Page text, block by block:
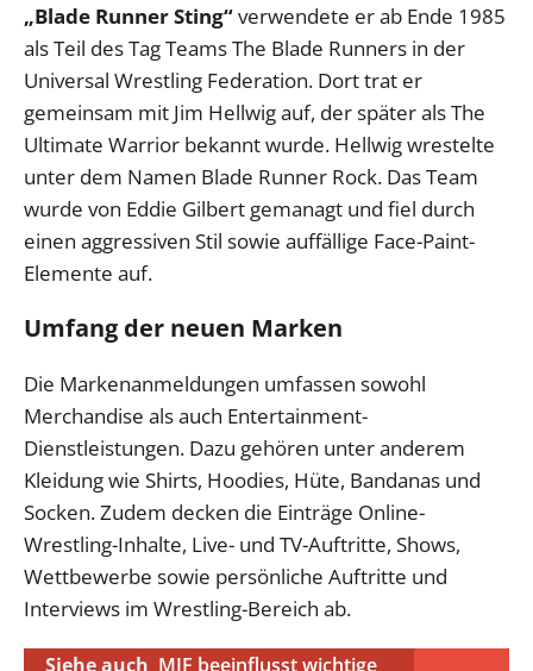
„Blade Runner Sting“verwendete er ab Ende 1985
als Teil des Tag Teams The Blade Runners in der
Universal Wrestling Federation. Dort trat er
gemeinsam mit Jim Hellwig auf, der später als The
Ultimate Warrior bekannt wurde. Hellwig wrestelte
unter dem Namen Blade Runner Rock. Das Team
wurde von Eddie Gilbert gemanagt und fiel durch
einen aggressiven Stil sowie auffällige Face-Paint-
Elemente auf.
Umfang der neuen Marken
Die Markenanmeldungen umfassen sowohl
Merchandise als auch Entertainment-
Dienstleistungen. Dazu gehören unter anderem
Kleidung wie Shirts, Hoodies, Hüte, Bandanas und
Socken. Zudem decken die Einträge Online-
Wrestling-Inhalte, Live- und TV-Auftritte, Shows,
Wettbewerbe sowie persönliche Auftritte und
Interviews im Wrestling-Bereich ab.
Siehe auch MJF beeinflusst wichtige